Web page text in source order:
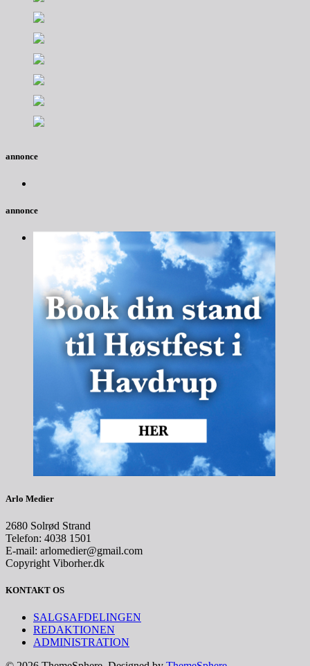
annonce
annonce
Arlo Medier
2680 Solrød Strand
Telefon: 4038 1501
E-mail: arlomedier@gmail.com
Copyright Viborher.dk
KONTAKT OS
SALGSAFDELINGEN
REDAKTIONEN
ADMINISTRATION